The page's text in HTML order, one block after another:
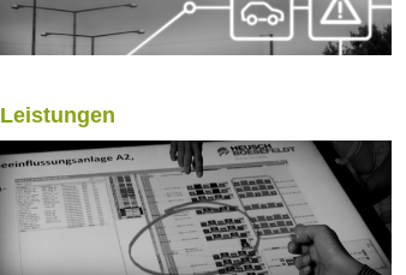
Leistungen